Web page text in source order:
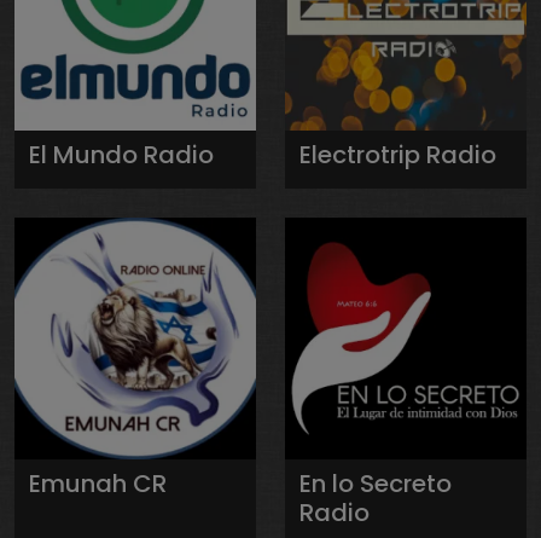
El Mundo Radio Electrotrip Radio
Emunah CR
En lo Secreto
Radio